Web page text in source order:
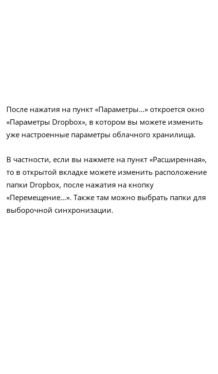
После нажатия на пункт «Параметры…» откроется окно
«Параметры Dropbox», в котором вы можете изменить
уже настроенные параметры облачного хранилища.
В частности, если вы нажмете на пункт «Расширенная»,
то в открытой вкладке можете изменить расположение
папки Dropbox, после нажатия на кнопку
«Перемещение…». Также там можно выбрать папки для
выборочной синхронизации.